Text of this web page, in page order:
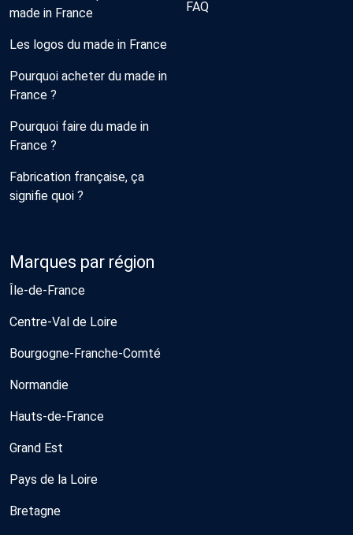
made in France
Les logos du made in France
Pourquoi acheter du made in
France ?
Pourquoi faire du made in
France ?
Fabrication française, ça
signifie quoi ?
FAQ
Marques par région
Île-de-France
Centre-Val de Loire
Bourgogne-Franche-Comté
Normandie
Hauts-de-France
Grand Est
Pays de la Loire
Bretagne